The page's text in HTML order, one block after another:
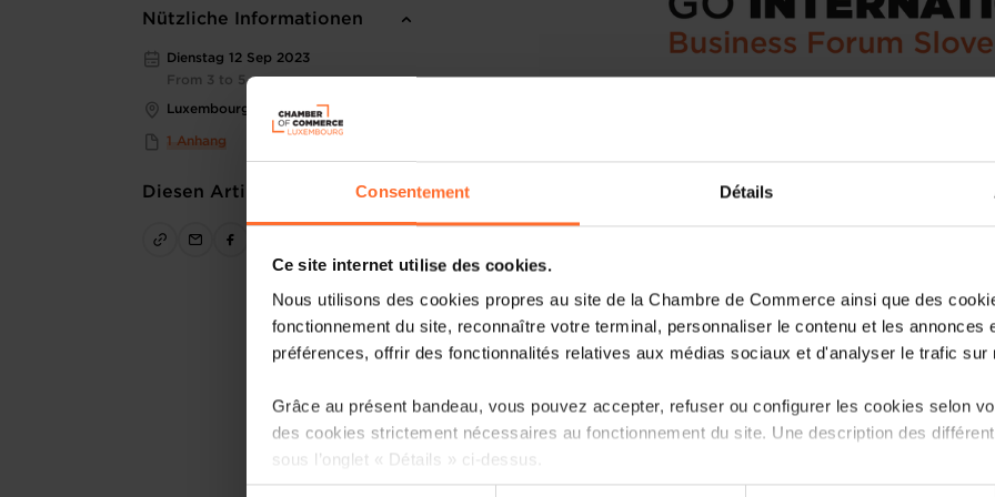
Consentement Détails
Ce site internet utilise des cookies.
Nous utilisons des cookies propres au site de la Chambre de Commerce ainsi que des
fonctionnement du site, reconnaître votre terminal, personnaliser le contenu et les annonces
préférences, offrir des fonctionnalités relatives aux médias sociaux et d'analyser le trafic sur
Grâce au présent bandeau, vous pouvez accepter, refuser ou configurer les cookies selon
des cookies strictement nécessaires au fonctionnement du site. Une description des
sous l’onglet « Détails » ci-dessus.
Nützliche Informationen
Dienstag 12 Sep 2023
From 3 to 5 pm
Luxembourg Chamber of Commerce
1 Anhang
Diesen Artikel teilen
On the occasion of the official visit of
Robert Golob, the Luxembourg
Luxembourg Business Forum.
After the recent announcement by
between Luxembourg and the
Slovenian Prime Minister will be
sectors Tourism, Space and Wood to
The Prime Minister of Slovenia and
welcomed to the Chamber of